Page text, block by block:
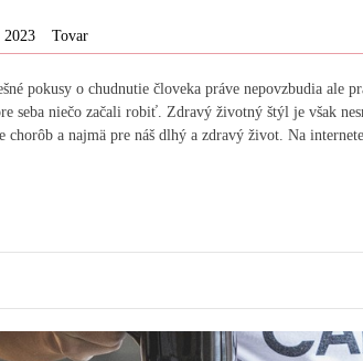
2023 Tovar
pokusy o chudnutie človeka práve nepovzbudia ale
seba niečo začali robiť. Zdravý životný štýl je však
chorôb a najmä pre náš dlhý a zdravý život. Na